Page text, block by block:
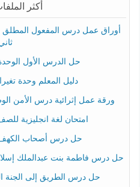
أكثر
أوراق عمل درس المفعول
حل الدرس الأول
دليل المعلم وحدة
ورقة عمل إثرائية درس الأمن
امتحان لغة انجليزية
حل درس أصحاب
حل درس فاطمة بنت عبدالملك
حل درس الطريق إلى الجنة